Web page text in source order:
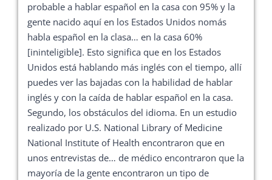
probable a hablar español en la casa con 95% y la
gente nacido aquí en los Estados Unidos nomás
habla español en la clasa… en la casa 60%
[ininteligible]. Esto significa que en los Estados
Unidos está hablando más inglés con el tiempo, allí
puedes ver las bajadas con la habilidad de hablar
inglés y con la caída de hablar español en la casa.
Segundo, los obstáculos del idioma. En un estudio
realizado por U.S. National Library of Medicine
National Institute of Health encontraron que en
unos entrevistas de… de médico encontraron que la
mayoría de la gente encontraron un tipo de